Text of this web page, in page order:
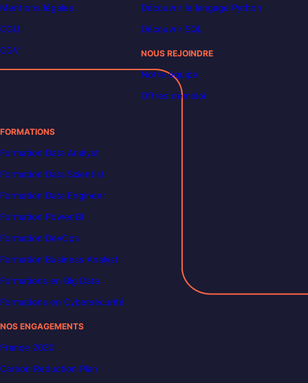
Mentions légales
CGU
CGV
Découvrir le langage Python
Découvrir SQL
NOUS REJOINDRE
Notre équipe
Offres d’emploi
FORMATIONS
Formation Data Analyst
Formation Data Scientist
Formation Data Engineer
Formation Power BI
Formation DevOps
Formation Business Analyst
Formations en Big Data
Formations en Cybersécurité
NOS ENGAGEMENTS
France 2030
Carbon Reduction Plan